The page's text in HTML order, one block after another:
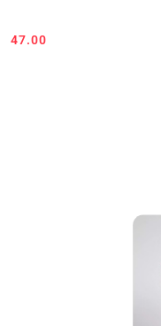
Cena:
47.00